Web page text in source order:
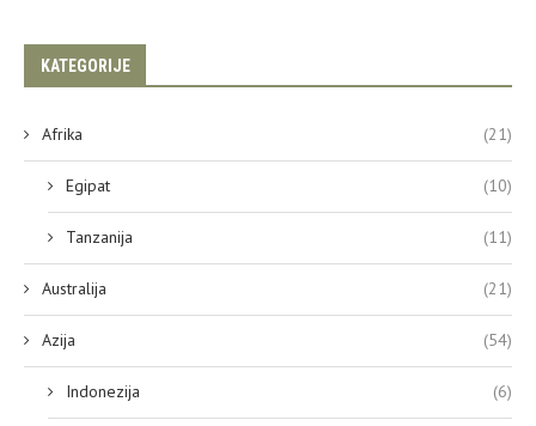
KATEGORIJE
Afrika (21)
Egipat (10)
Tanzanija (11)
Australija (21)
Azija (54)
Indonezija (6)